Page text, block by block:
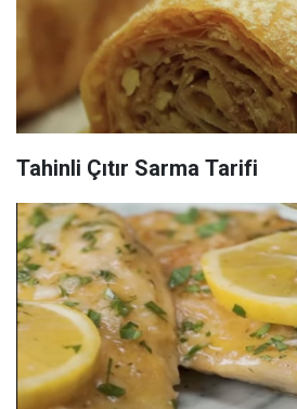
Tahinli Çıtır Sarma Tarifi